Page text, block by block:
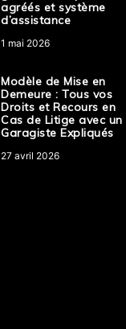
agréés et système
d’assistance
1 mai 2026
Modèle de Mise en
Demeure : Tous vos
Droits et Recours en
Cas de Litige avec un
Garagiste Expliqués
27 avril 2026